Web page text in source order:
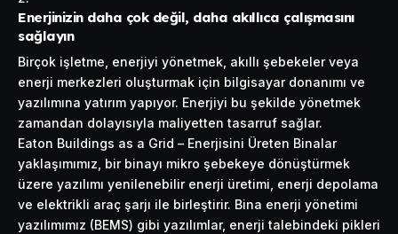
Enerjinizin daha çok değil, daha akıllıca çalışmasını
sağlayın
Birçok işletme, enerjiyi yönetmek, akıllı şebekeler veya
enerji merkezleri oluşturmak için bilgisayar donanımı ve
yazılımına yatırım yapıyor. Enerjiyi bu şekilde yönetmek
zamandan dolayısıyla maliyetten tasarruf sağlar.
Eaton Buildings as a Grid – Enerjisini Üreten Binalar
yaklaşımımız, bir binayı mikro şebekeye dönüştürmek
üzere yazılımı yenilenebilir enerji üretimi, enerji depolama
ve elektrikli araç şarjı ile birleştirir. Bina enerji yönetimi
yazılımımız (BEMS) gibi yazılımlar, enerji talebindeki pikleri